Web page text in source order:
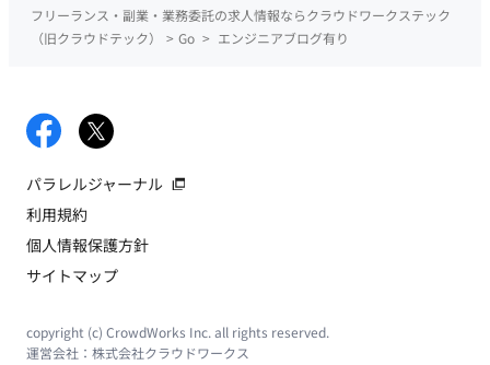
フリーランス・副業・業務委託の求人情報ならクラウドワークステック
（旧クラウドテック）
> Go > エンジニアブログ有り
パラレルジャーナル
利用規約
個人情報保護方針
サイトマップ
copyright (c) CrowdWorks Inc. all rights reserved.
運営会社： 株式会社クラウドワークス